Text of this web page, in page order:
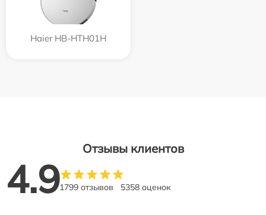
Haier HB-HTH01H
Отзывы клиентов
4.91799 отзывов 5358 оценок